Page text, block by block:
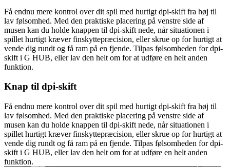
Få endnu mere kontrol over dit spil med hurtigt dpi-skift fra høj til
lav følsomhed. Med den praktiske placering på venstre side af
musen kan du holde knappen til dpi-skift nede, når situationen i
spillet hurtigt kræver finskyttepræcision, eller skrue op for hurtigt at
vende dig rundt og få ram på en fjende. Tilpas følsomheden for dpi-
skift i G HUB, eller lav den helt om for at udføre en helt anden
funktion.
Knap til dpi-skift
Få endnu mere kontrol over dit spil med hurtigt dpi-skift fra høj til
lav følsomhed. Med den praktiske placering på venstre side af
musen kan du holde knappen til dpi-skift nede, når situationen i
spillet hurtigt kræver finskyttepræcision, eller skrue op for hurtigt at
vende dig rundt og få ram på en fjende. Tilpas følsomheden for dpi-
skift i G HUB, eller lav den helt om for at udføre en helt anden
funktion.